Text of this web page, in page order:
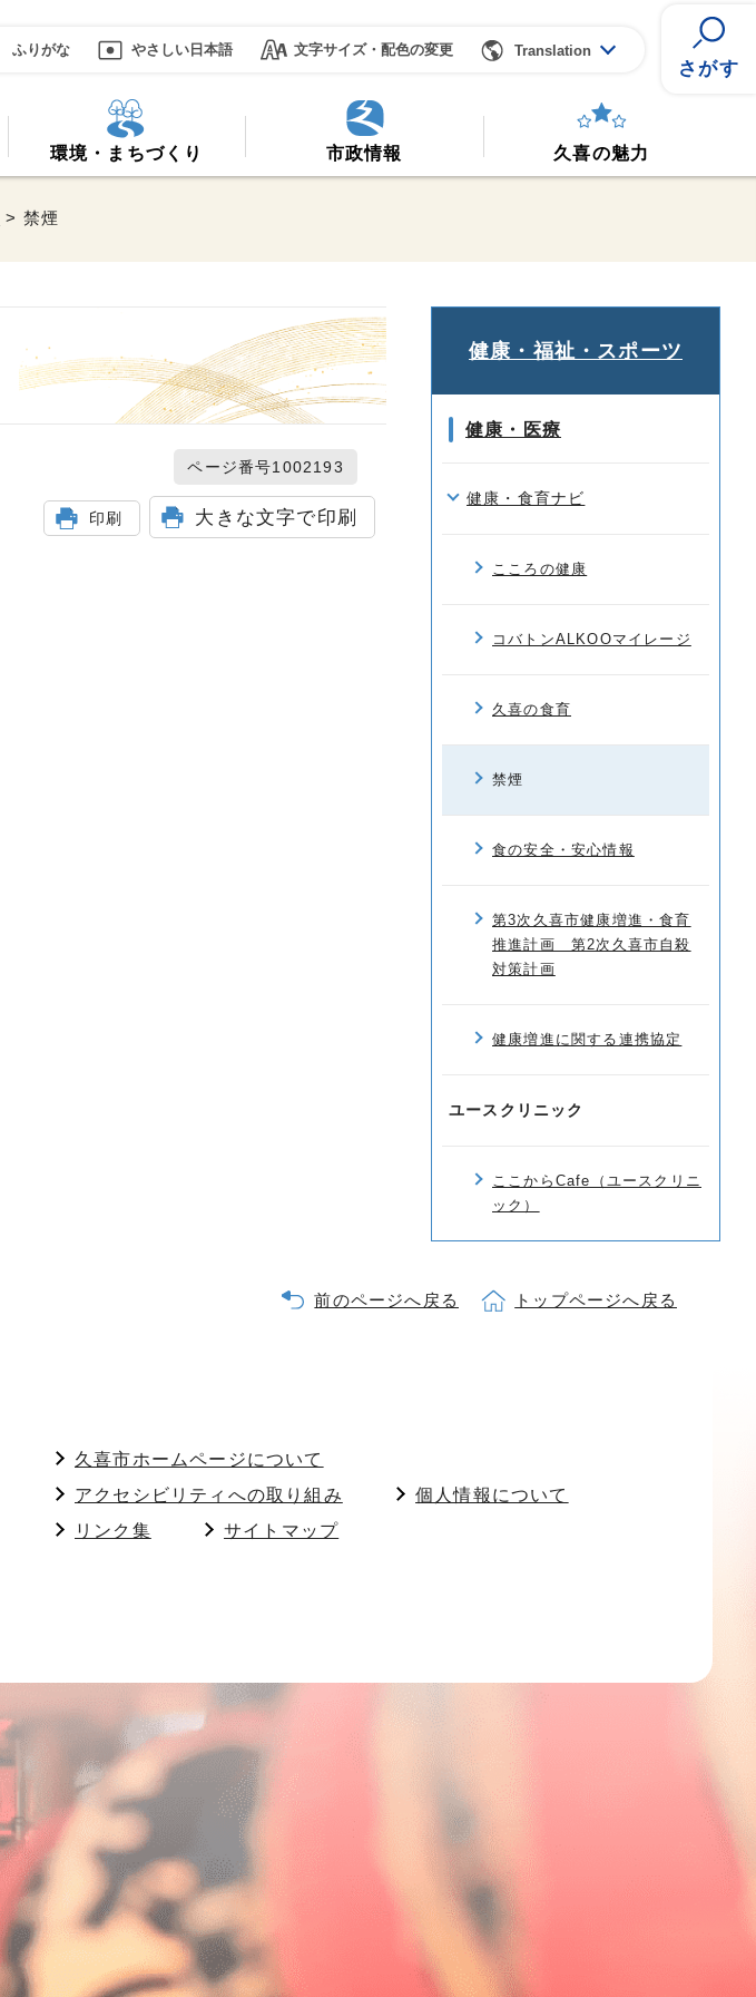
ふりがな やさしい日本語 文字サイズ・配色の変更 Translation
さがす
環境・まちづくり 市政情報 久喜の魅力
> 禁煙
ページ番号1002193
印刷 大きな文字で印刷
健康・福祉・スポーツ
健康・医療
健康・食育ナビ
こころの健康
コバトンALKOOマイレージ
久喜の食育
禁煙
食の安全・安心情報
第3次久喜市健康増進・食育
推進計画 第2次久喜市自殺
対策計画
健康増進に関する連携協定
ユースクリニック
ここからCafe（ユースクリニ
ック）
前のページへ戻る トップページへ戻る
久喜市ホームページについて
アクセシビリティへの取り組み
個人情報について
リンク集
サイトマップ